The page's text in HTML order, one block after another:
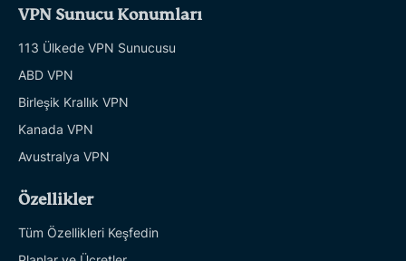
VPN Sunucu Konumları
113 Ülkede VPN Sunucusu
ABD VPN
Birleşik Krallık VPN
Kanada VPN
Avustralya VPN
Özellikler
Tüm Özellikleri Keşfedin